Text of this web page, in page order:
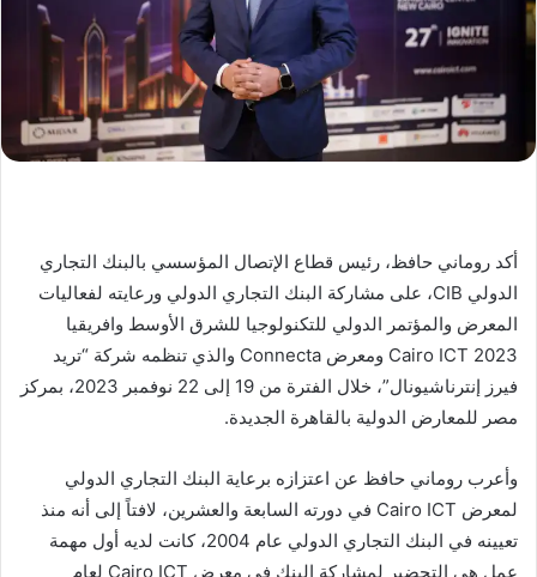
أكد روماني حافظ، رئيس قطاع الإتصال المؤسسي بالبنك التجاري
الدولي CIB، على مشاركة البنك التجاري الدولي ورعايته لفعاليات
المعرض والمؤتمر الدولي للتكنولوجيا للشرق الأوسط وافريقيا
Cairo ICT 2023 ومعرض Connecta والذي تنظمه شركة “تريد
فيرز إنترناشيونال”، خلال الفترة من 19 إلى 22 نوفمبر 2023، بمركز
مصر للمعارض الدولية بالقاهرة الجديدة.
وأعرب روماني حافظ عن اعتزازه برعاية البنك التجاري الدولي
لمعرض Cairo ICT في دورته السابعة والعشرين، لافتاً إلى أنه منذ
تعيينه في البنك التجاري الدولي عام 2004، كانت لديه أول مهمة
عمل هي التحضير لمشاركة البنك في معرض Cairo ICT لعام